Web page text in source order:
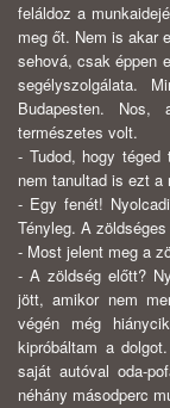
feláldoz a
meg őt. Nem is akar
sehová, csak éppen
segélyszolgálata.
Budapesten.
természetes volt.
- Tudod, hogy téged
nem tanultad is ezt a
- Egy fenét!
Tényleg. A
- Most jelent meg a
- A zöldség előtt?
jött, amikor nem
végén még
kipróbáltam a
saját autóval oda-
néhány másodperc